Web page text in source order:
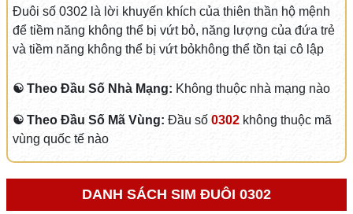
Đuôi số 0302 là lời khuyến khích của thiên thần hộ mệnh
để tiềm năng không thể bị vứt bỏ, năng lượng của đứa trẻ
và tiềm năng không thể bị vứt bỏkhông thể tồn tại cô lập
☯ Theo Đầu Số Nhà Mạng: Không thuộc nhà mạng nào
☯ Theo Đầu Số Mã Vùng: Đầu số 0302không thuộc mã
vùng quốc tế nào
DANH SÁCH SIM ĐUÔI 0302